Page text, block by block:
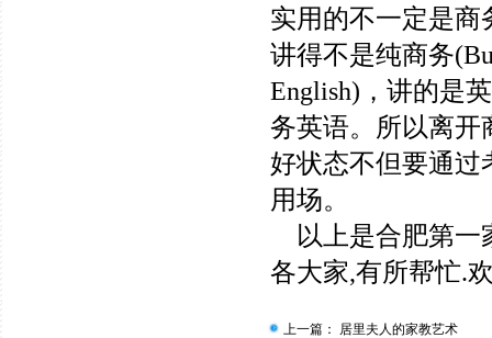
实用的不一定是商
讲得不是纯商务
English)，讲的是
务英语。所以离开
好状态不但要通过
用场。
以上是合肥第一
各大家,有所帮忙.
上一篇： 居里夫人的家教艺术